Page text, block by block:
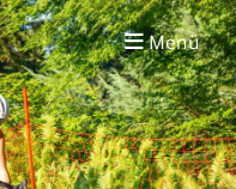
Menü